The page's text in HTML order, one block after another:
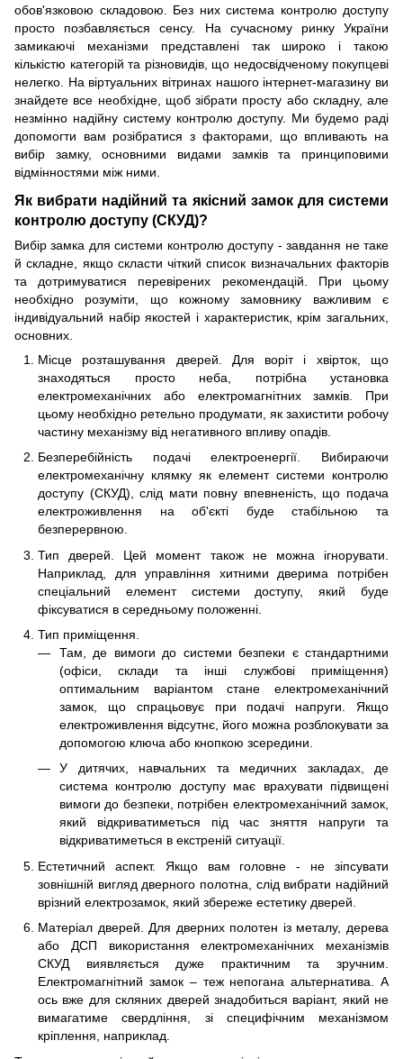
обов'язковою складовою. Без них система контролю доступу
просто позбавляється сенсу. На сучасному ринку України
замикаючі механізми представлені так широко і такою
кількістю категорій та різновидів, що недосвідченому покупцеві
нелегко. На віртуальних вітринах нашого інтернет-магазину ви
знайдете все необхідне, щоб зібрати просту або складну, але
незмінно надійну систему контролю доступу. Ми будемо раді
допомогти вам розібратися з факторами, що впливають на
вибір замку, основними видами замків та принциповими
відмінностями між ними.
Як вибрати надійний та якісний замок для системи
контролю доступу (СКУД)?
Вибір замка для системи контролю доступу - завдання не таке
й складне, якщо скласти чіткий список визначальних факторів
та дотримуватися перевірених рекомендацій. При цьому
необхідно розуміти, що кожному замовнику важливим є
індивідуальний набір якостей і характеристик, крім загальних,
основних.
Місце розташування дверей. Для воріт і хвірток, що
знаходяться просто неба, потрібна установка
електромеханічних або електромагнітних замків. При
цьому необхідно ретельно продумати, як захистити робочу
частину механізму від негативного впливу опадів.
Безперебійність подачі електроенергії. Вибираючи
електромеханічну клямку як елемент системи контролю
доступу (СКУД), слід мати повну впевненість, що подача
електроживлення на об'єкті буде стабільною та
безперервною.
Тип дверей. Цей момент також не можна ігнорувати.
Наприклад, для управління хитними дверима потрібен
спеціальний елемент системи доступу, який буде
фіксуватися в середньому положенні.
Тип приміщення.
Там, де вимоги до системи безпеки є стандартними
(офіси, склади та інші службові приміщення)
оптимальним варіантом стане електромеханічний
замок, що спрацьовує при подачі напруги. Якщо
електроживлення відсутнє, його можна розблокувати за
допомогою ключа або кнопкою зсередини.
У дитячих, навчальних та медичних закладах, де
система контролю доступу має врахувати підвищені
вимоги до безпеки, потрібен електромеханічний замок,
який відкриватиметься під час зняття напруги та
відкриватиметься в екстреній ситуації.
Естетичний аспект. Якщо вам головне - не зіпсувати
зовнішній вигляд дверного полотна, слід вибрати надійний
врізний електрозамок, який збереже естетику дверей.
Матеріал дверей. Для дверних полотен із металу, дерева
або ДСП використання електромеханічних механізмів
СКУД виявляється дуже практичним та зручним.
Електромагнітний замок – теж непогана альтернатива. А
ось вже для скляних дверей знадобиться варіант, який не
вимагатиме свердління, зі специфічним механізмом
кріплення, наприклад.